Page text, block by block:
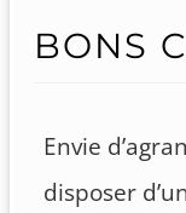
BONS
Envie
disposer